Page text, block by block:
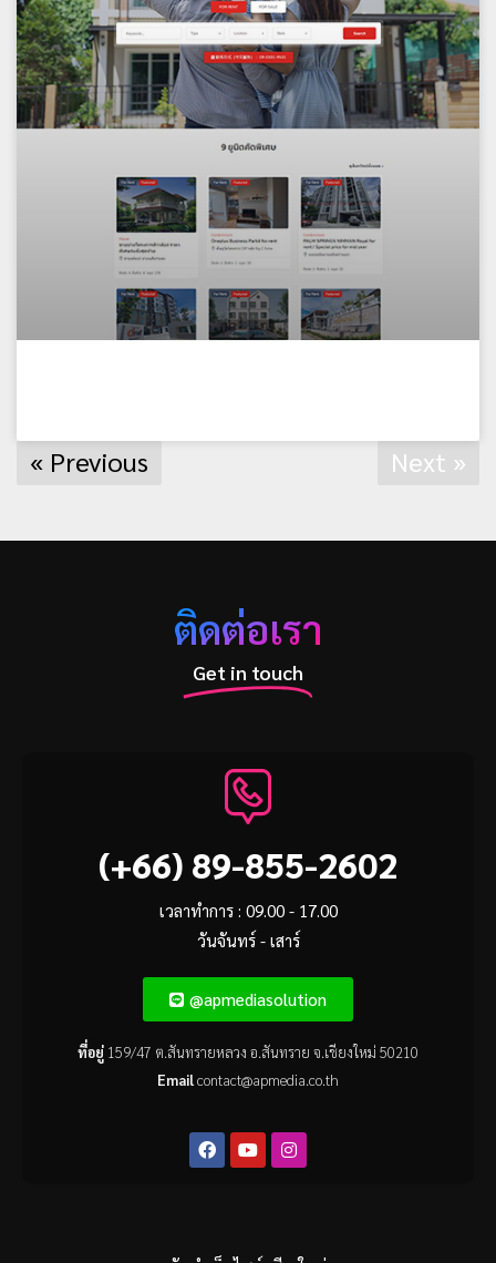
« Previous Next »
ติดต่อเรา
Get in touch
(+66) 89-855-2602
เวลาทำการ : 09.00 - 17.00
วันจันทร์ - เสาร์
@apmediasolution
ที่อยู่ 159/47 ต.สันทรายหลวง อ.สันทราย จ.เชียงใหม่ 50210
Emailcontact@apmedia.co.th